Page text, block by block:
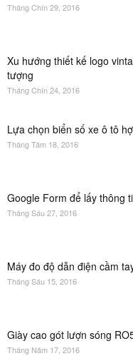
Tháng Chín 29, 2016
Xu hướng thiết kế logo
tượng
Tháng Chín 24, 2016
Lựa chọn biển số xe ô tô
Tháng Tám 18, 2016
Google Form để lấy thông
Tháng Sáu 27, 2016
Máy đo độ dẫn điện cầm
Tháng Sáu 15, 2016
Giày cao gót lượn sóng
Tháng Năm 17, 2016